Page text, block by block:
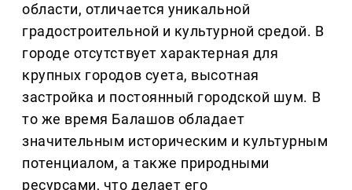
области, отличается уникальной
градостроительной и культурной средой. В
городе отсутствует характерная для
крупных городов суета, высотная
застройка и постоянный городской шум. В
то же время Балашов обладает
значительным историческим и культурным
потенциалом, а также природными
ресурсами, что делает его